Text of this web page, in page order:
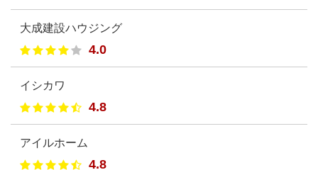
大成建設ハウジング
4.0
イシカワ
4.8
アイルホーム
4.8